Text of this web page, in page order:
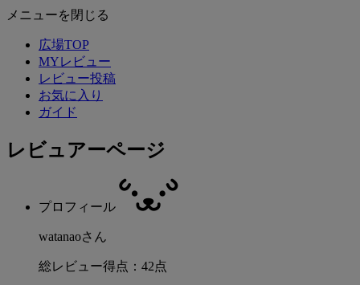
メニューを閉じる
広場TOP
MYレビュー
レビュー投稿
お気に入り
ガイド
レビュアーページ
プロフィール
watanaoさん
総レビュー得点：42点